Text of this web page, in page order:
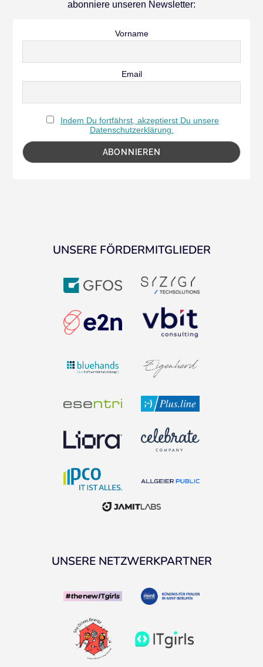
abonniere unseren Newsletter:
Vorname
Email
Indem Du fortfährst, akzeptierst Du unsere
Datenschutzerklärung.
UNSERE FÖRDERMITGLIEDER
UNSERE NETZWERKPARTNER